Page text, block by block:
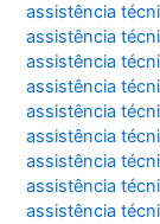
assistência
assistência
assistência
assistência
assistência
assistência
assistência
assistência
assistência